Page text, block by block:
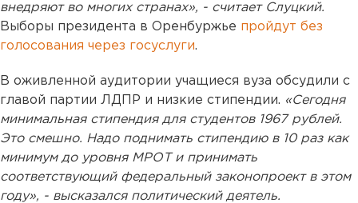
внедряют во многих странах», - считает Слуцкий.
Выборы президента в Оренбуржье пройдут без
голосования через госуслуги.
В оживленной аудитории учащиеся вуза обсудили с
главой партии ЛДПР и низкие стипендии. «Сегодня
минимальная стипендия для студентов 1967 рублей.
Это смешно. Надо поднимать стипендию в 10 раз как
минимум до уровня МРОТ и принимать
соответствующий федеральный законопроект в этом
году», - высказался политический деятель.